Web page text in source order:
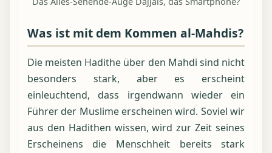
Was ist mit dem Kommen al-Mahdis?
Die meisten Hadithe über den Mahdi sind nicht
besonders stark, aber es erscheint
einleuchtend, dass irgendwann wieder ein
Führer der Muslime erscheinen wird. Soviel wir
aus den Hadithen wissen, wird zur Zeit seines
Erscheinens die Menschheit bereits stark